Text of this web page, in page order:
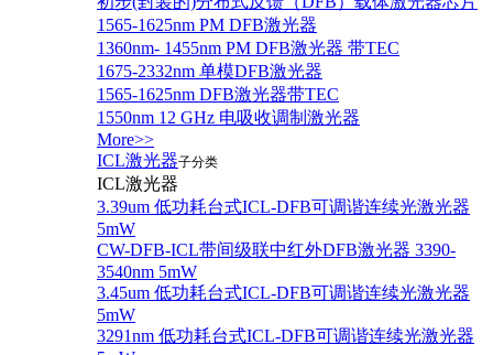
1565-1625nm PM DFB激光器
1360nm- 1455nm PM DFB激光器 带TEC
1675-2332nm 单模DFB激光器
1565-1625nm DFB激光器带TEC
1550nm 12 GHz 电吸收调制激光器
More>>
ICL激光器子分类
ICL激光器
3.39um 低功耗台式ICL-DFB可调谐连续光激光器
5mW
CW-DFB-ICL带间级联中红外DFB激光器 3390-
3540nm 5mW
3.45um 低功耗台式ICL-DFB可调谐连续光激光器
5mW
3291nm 低功耗台式ICL-DFB可调谐连续光激光器